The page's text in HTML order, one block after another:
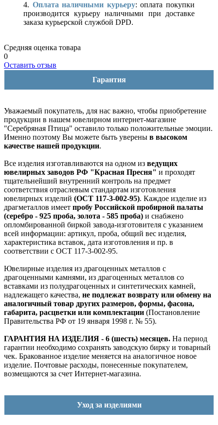
4. Оплата наличными курьеру: оплата покупки
производится курьеру наличными при доставке
заказа курьерской службой DPD.
Средняя оценка товара
0
Оставить отзыв
Гарантия
Уважаемый покупатель, для нас важно, чтобы приобретение
продукции в нашем ювелирном интернет-магазине
"Серебряная Птица" оставило только положительные эмоции.
Именно поэтому Вы можете быть уверены в высоком
качестве нашей продукции.
Все изделия изготавливаются на одном из ведущих
ювелирных заводов РФ "Красная Пресня" и проходят
тщательнейший внутренний контроль на предмет
соответствия отраслевым стандартам изготовления
ювелирных изделий (ОСТ 117-3-002-95). Каждое изделие из
драгметаллов имеет пробу Российской пробирной палаты
(серебро - 925 проба, золота - 585 проба) и снабжено
опломбированной биркой завода-изготовителя с указанием
всей информации: артикул, проба, общий вес изделия,
характеристика вставок, дата изготовления и пр. в
соответствии с ОСТ 117-3-002-95.
Ювелирные изделия из драгоценных металлов с
драгоценными камнями, из драгоценных металлов со
вставками из полудрагоценных и синтетических камней,
надлежащего качества, не подлежат возврату или обмену на
аналогичный товар других размеров, формы, фасона,
габарита, расцветки или комплектации (Постановление
Правительства РФ от 19 января 1998 г. № 55).
ГАРАНТИЯ НА ИЗДЕЛИЯ - 6 (шесть) месяцев. На период
гарантии необходимо сохранять заводскую бирку и товарный
чек. Бракованное изделие меняется на аналогичное новое
изделие. Почтовые расходы, понесенные покупателем,
возмещаются за счет Интернет-магазина.
Уход за изделиями